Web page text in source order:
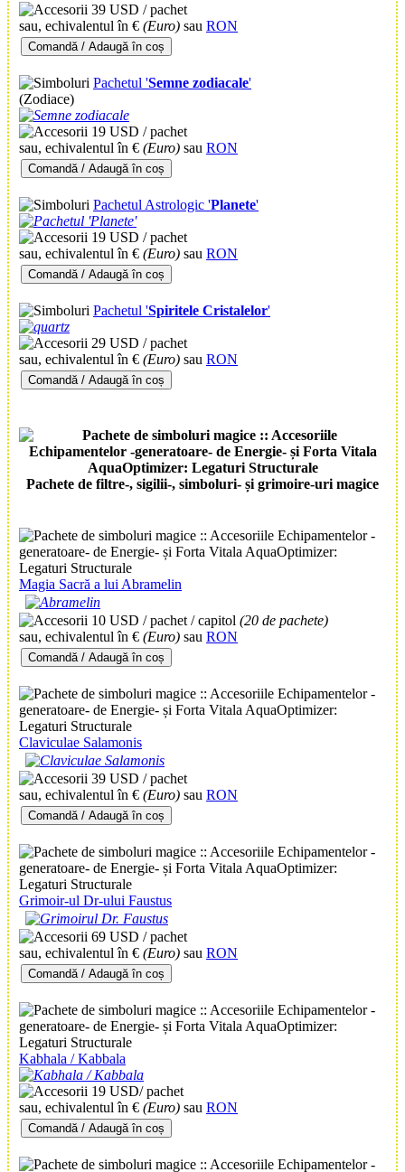
39 USD / pachet
sau, echivalentul în € (Euro) sau RON
Comandă / Adaugă în coș
Pachetul 'Semne zodiacale'
(Zodiace)
19 USD / pachet
sau, echivalentul în € (Euro) sau RON
Comandă / Adaugă în coș
Pachetul Astrologic 'Planete'
19 USD / pachet
sau, echivalentul în € (Euro) sau RON
Comandă / Adaugă în coș
Pachetul 'Spiritele Cristalelor'
29 USD / pachet
sau, echivalentul în € (Euro) sau RON
Comandă / Adaugă în coș
Pachete de filtre-, sigilii-, simboluri- și grimoire-uri magice
Magia Sacră a lui Abramelin
10 USD / pachet / capitol (20 de pachete)
sau, echivalentul în € (Euro) sau RON
Comandă / Adaugă în coș
Claviculae Salamonis
39 USD / pachet
sau, echivalentul în € (Euro) sau RON
Comandă / Adaugă în coș
Grimoir-ul Dr-ului Faustus
69 USD / pachet
sau, echivalentul în € (Euro) sau RON
Comandă / Adaugă în coș
Kabhala / Kabbala
19 USD/ pachet
sau, echivalentul în € (Euro) sau RON
Comandă / Adaugă în coș